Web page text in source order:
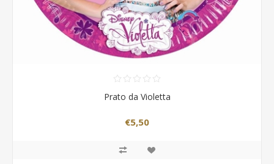
Prato da Violetta
€5,50